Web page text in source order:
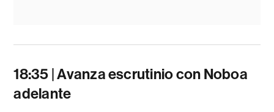
18:35 | Avanza escrutinio con Noboa
adelante